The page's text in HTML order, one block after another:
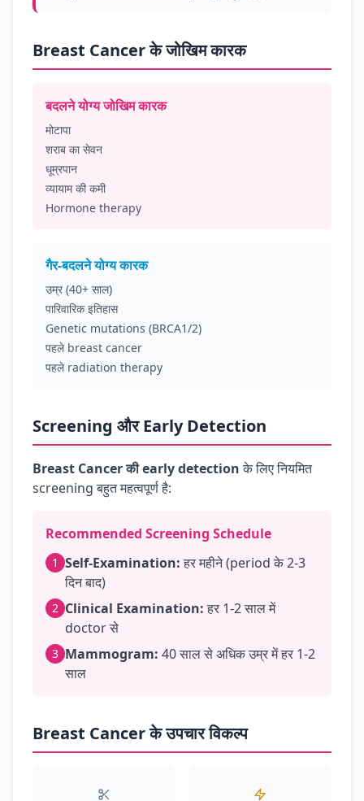
Breast Cancer के जोखिम कारक
बदलने योग्य जोखिम कारक
मोटापा
शराब का सेवन
धूम्रपान
व्यायाम की कमी
Hormone therapy
गैर-बदलने योग्य कारक
उम्र (40+ साल)
पारिवारिक इतिहास
Genetic mutations (BRCA1/2)
पहले breast cancer
पहले radiation therapy
Screening और Early Detection
Breast Cancer की early detectionके लिए नियमित
screening बहुत महत्वपूर्ण है:
Recommended Screening Schedule
1 Self-Examination:हर महीने (period के 2-3
दिन बाद)
2 Clinical Examination:हर 1-2 साल में
doctor से
3 Mammogram: 40 साल से अधिक उम्र में हर 1-2
साल
Breast Cancer के उपचार विकल्प